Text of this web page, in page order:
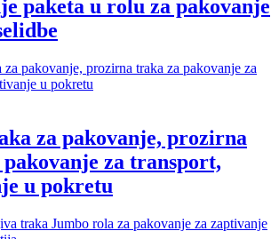
paketa u rolu za pakovanje
za pakovanje, prozirna
za transport,
u pokretu